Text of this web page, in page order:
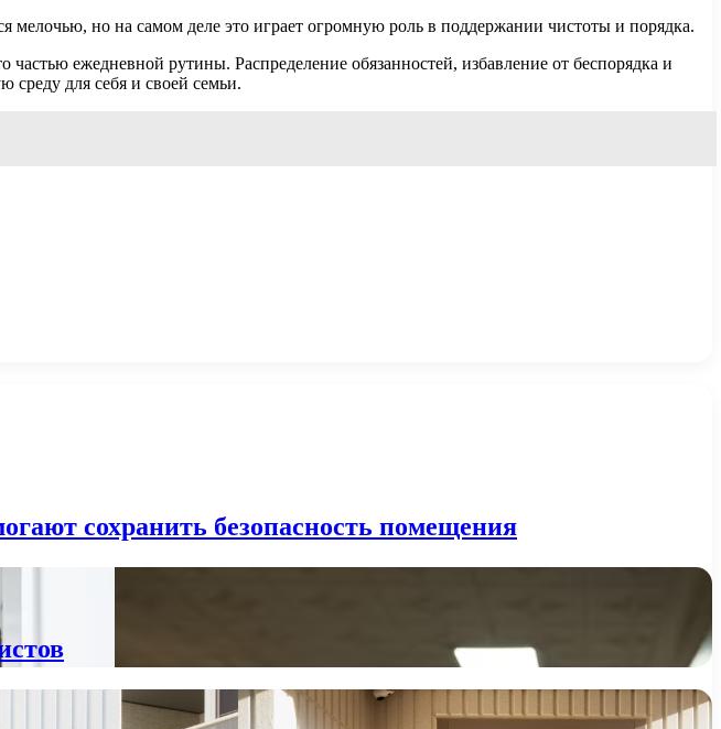
но на самом деле это играет огромную роль в поддержании чистоты и порядка.
ежедневной рутины. Распределение обязанностей, избавление от беспорядка и
среду для себя и своей семьи.
сохранить безопасность помещения